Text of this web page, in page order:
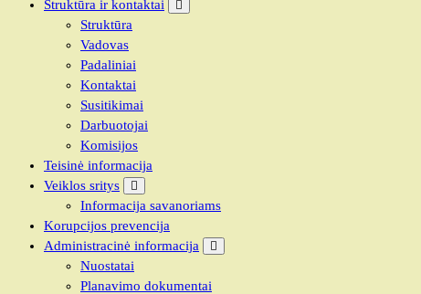
Struktūra ir kontaktai
Struktūra
Vadovas
Padaliniai
Kontaktai
Susitikimai
Darbuotojai
Komisijos
Teisinė informacija
Veiklos sritys
Informacija savanoriams
Korupcijos prevencija
Administracinė informacija
Nuostatai
Planavimo dokumentai